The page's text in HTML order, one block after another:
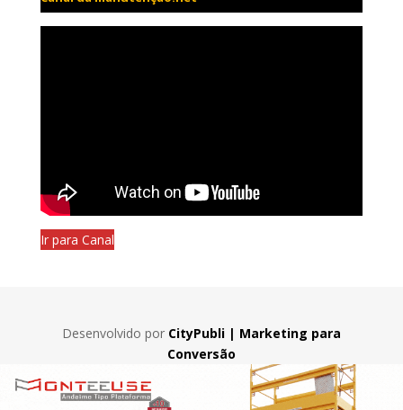
Ir para Canal
Desenvolvido por CityPubli | Marketing para
Conversão